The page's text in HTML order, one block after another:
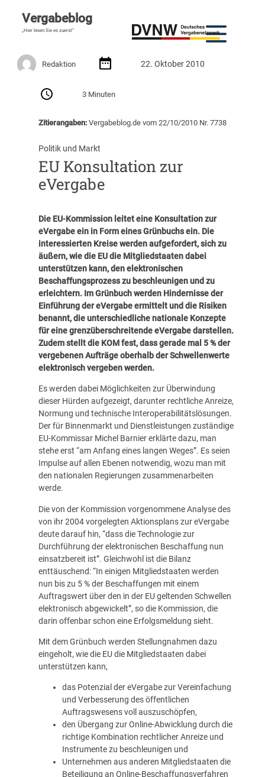
Vergabeblog
„Hier lesen Sie es zuerst“
Redaktion 22. Oktober 2010
3 Minuten
Zitierangaben:Vergabeblog.de vom 22/10/2010 Nr. 7738
Politik und Markt
EU Konsultation zur
eVergabe
Die EU-Kommission leitet eine Konsultation zur
eVergabe ein in Form eines Grünbuchs ein. Die
interessierten Kreise werden aufgefordert, sich zu
äußern, wie die EU die Mitgliedstaaten dabei
unterstützen kann, den elektronischen
Beschaffungsprozess zu beschleunigen und zu
erleichtern. Im Grünbuch werden Hindernisse der
Einführung der eVergabe ermittelt und die Risiken
benannt, die unterschiedliche nationale Konzepte
für eine grenzüberschreitende eVergabe darstellen.
Zudem stellt die KOM fest, dass gerade mal 5 % der
vergebenen Aufträge oberhalb der Schwellenwerte
elektronisch vergeben werden.
Es werden dabei Möglichkeiten zur Überwindung
dieser Hürden aufgezeigt, darunter rechtliche Anreize,
Normung und technische Interoperabilitätslösungen.
Der für Binnenmarkt und Dienstleistungen zuständige
EU-Kommissar Michel Barnier erklärte dazu, man
stehe erst “am Anfang eines langen Weges”. Es seien
Impulse auf allen Ebenen notwendig, wozu man mit
den nationalen Regierungen zusammenarbeiten
werde.
Die von der Kommission vorgenommene Analyse des
von ihr 2004 vorgelegten Aktionsplans zur eVergabe
deute darauf hin, “dass die Technologie zur
Durchführung der elektronischen Beschaffung nun
einsatzbereit ist”. Gleichwohl ist die Bilanz
enttäuschend: “In einigen Mitgliedstaaten werden
nun bis zu 5 % der Beschaffungen mit einem
Auftragswert über den in der EU geltenden Schwellen
elektronisch abgewickelt”, so die Kommission, die
darin offenbar schon eine Erfolgsmeldung sieht.
Mit dem Grünbuch werden Stellungnahmen dazu
eingeholt, wie die EU die Mitgliedstaaten dabei
unterstützen kann,
das Potenzial der eVergabe zur Vereinfachung
und Verbesserung des öffentlichen
Auftragswesens voll auszuschöpfen,
den Übergang zur Online-Abwicklung durch die
richtige Kombination rechtlicher Anreize und
Instrumente zu beschleunigen und
Unternehmen aus anderen Mitgliedstaaten die
Beteiligung an Online-Beschaffungsverfahren